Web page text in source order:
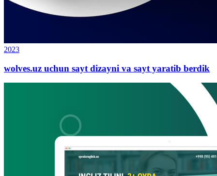
2023
wolves.uz uchun sayt dizayni va sayt yaratib berdik